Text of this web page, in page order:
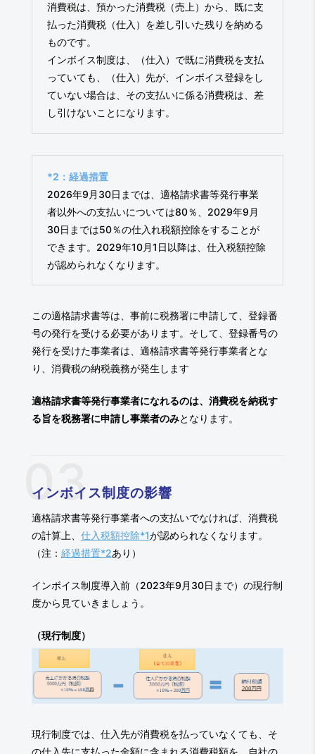
消費税は、預かった消費税（売上）から、既に支
払った消費税（仕入）を差し引いた残りを納める
ものです。
インボイス制度は、（仕入）で既に消費税を支払
っていても、（仕入）先が、インボイス登録をし
ていない場合は、その支払いに係る消費税は、差
し引けないことになります。
*2：経過措置
2026年9月30日までは、適格請求書等発行事業
者以外への支払いについては80％、2029年9月
30日までは50％の仕入れ税額控除をすることが
できます。2029年10月1日以降は、仕入税額控除
が認められなくなります。
この適格請求書等は、事前に税務署に申請して、登録番
号の発行を受ける必要があります。そして、登録番号の
発行を受けた事業者は、適格請求書等発行事業者とな
り、消費税の納税義務が発生します
適格請求書等発行事業者になれるのは、消費税を納税す
る旨を税務署に申請し事業者のみとなります。
インボイス制度の影響
適格請求書等発行事業者への支払いでなければ、消費税
の計算上、 仕入税額控除*1が認められなくなります。
（注： 経過措置*2あり）
インボイス制度導入前（2023年9月30日まで）の現行制
度から見ていきましょう。
（現行制度）
現行制度では、仕入先が消費税を払っていなくても、そ